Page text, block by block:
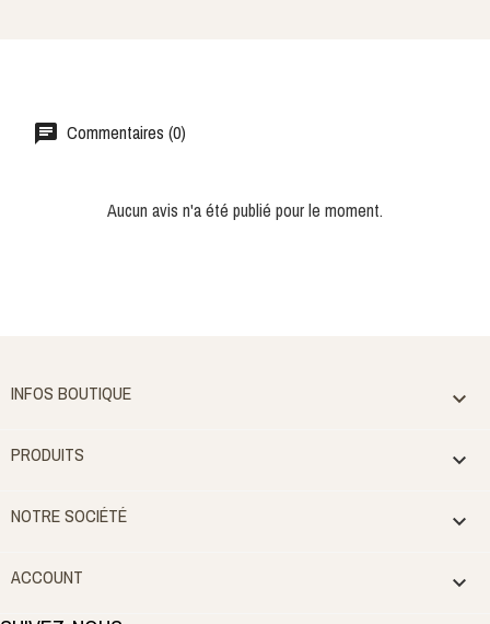
Commentaires (0)
Aucun avis n'a été publié pour le moment.
INFOS BOUTIQUE 
PRODUITS 
NOTRE SOCIÉTÉ 
ACCOUNT 